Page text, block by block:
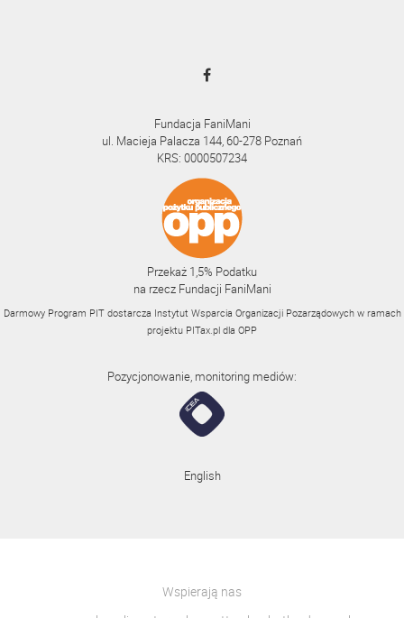
Fundacja FaniMani
ul. Macieja Palacza 144, 60-278 Poznań
KRS: 0000507234
Przekaż 1,5% Podatku
na rzecz Fundacji FaniMani
Darmowy Program PIT dostarcza Instytut Wsparcia Organizacji Pozarządowych w ramach
projektu PITax.pl dla OPP
Pozycjonowanie, monitoring mediów:
English
Wspierają nas